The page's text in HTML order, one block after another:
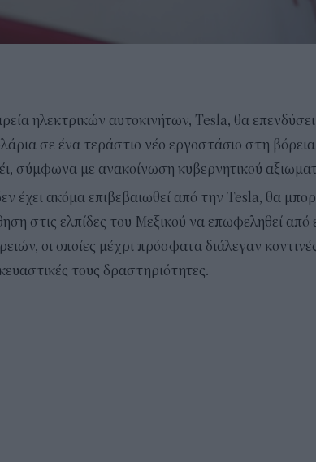
ηλεκτρικών αυτοκινήτων, Tesla, θα
σε ένα τεράστιο νέο εργοστάσιο στη
σύμφωνα με ανακοίνωση κυβερνητικού
έχει ακόμα επιβεβαιωθεί από την Tesla, θα
στις ελπίδες του Μεξικού να επωφεληθεί από
οι οποίες μέχρι πρόσφατα διάλεγαν
τους δραστηριότητες.